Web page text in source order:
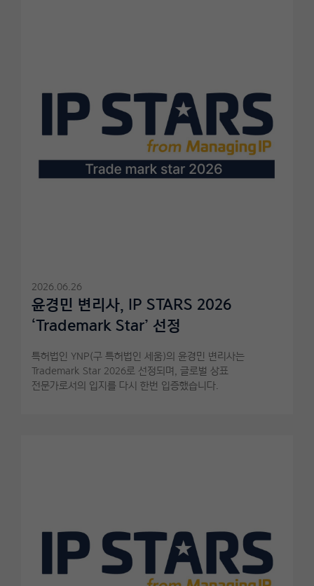
2026.06.26
윤경민 변리사, IP STARS 2026
‘Trademark Star’ 선정
특허법인 YNP(구 특허법인 세움)의 윤경민 변리사는
Trademark Star 2026로 선정되며, 글로벌 상표
전문가로서의 입지를 다시 한번 입증했습니다.